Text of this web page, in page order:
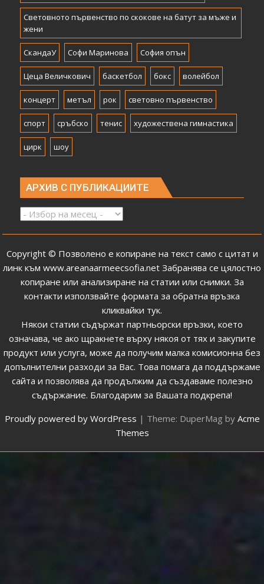
Световното първенство по скокове на батут за мъже и
жени
СкандаУ Софи Маринова София опън
Цеца Величкович баскетбол бокс волейбол
концерт метъл рок световно първенство
спорт сръбско тенис художествена гимнастика
цирк шоу
АРХИВ С ПУБЛИКАЦИИТЕ
Архив
Copyright © Позволено е копиране на текст само с цитат и
линк към www.areanaarmeecsofia.net Забранява се цялостно
копиране или анализиране на статии или снимки. За
контакти използвайте формата за обратна връзка
кликвайки тук.
Някои статии съдържат партньорски връзки, което
означава, че ако щракнете върху някоя от тях и закупите
продукт или услуга, може да получим малка комисионна без
допълнителни разходи за Вас. Това помага да поддържаме
сайта и позволява да продължим да създаваме полезно
съдържание. Благодарим за Вашата подкрепа!
Proudly powered by WordPress | Theme: DuperMag by Acme
Themes